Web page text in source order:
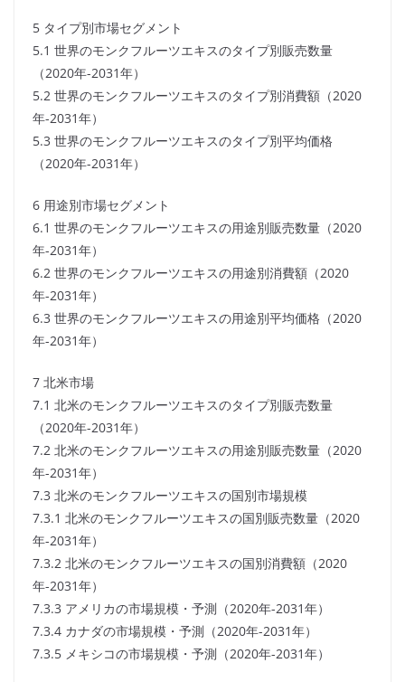
5 タイプ別市場セグメント
5.1 世界のモンクフルーツエキスのタイプ別販売数量
（2020年-2031年）
5.2 世界のモンクフルーツエキスのタイプ別消費額（2020
年-2031年）
5.3 世界のモンクフルーツエキスのタイプ別平均価格
（2020年-2031年）
6 用途別市場セグメント
6.1 世界のモンクフルーツエキスの用途別販売数量（2020
年-2031年）
6.2 世界のモンクフルーツエキスの用途別消費額（2020
年-2031年）
6.3 世界のモンクフルーツエキスの用途別平均価格（2020
年-2031年）
7 北米市場
7.1 北米のモンクフルーツエキスのタイプ別販売数量
（2020年-2031年）
7.2 北米のモンクフルーツエキスの用途別販売数量（2020
年-2031年）
7.3 北米のモンクフルーツエキスの国別市場規模
7.3.1 北米のモンクフルーツエキスの国別販売数量（2020
年-2031年）
7.3.2 北米のモンクフルーツエキスの国別消費額（2020
年-2031年）
7.3.3 アメリカの市場規模・予測（2020年-2031年）
7.3.4 カナダの市場規模・予測（2020年-2031年）
7.3.5 メキシコの市場規模・予測（2020年-2031年）